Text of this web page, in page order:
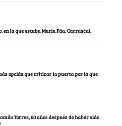
en la que estaba María Fda. Carrascal,
opción que criticar la puerta por la que
Torres, 60 años después de haber sido